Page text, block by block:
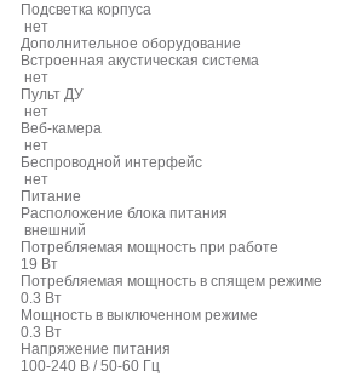
Подсветка корпуса
нет
Дополнительное оборудование
Встроенная акустическая система
нет
Пульт ДУ
нет
Веб-камера
нет
Беспроводной интерфейс
нет
Питание
Расположение блока питания
внешний
Потребляемая мощность при работе
19 Вт
Потребляемая мощность в спящем режиме
0.3 Вт
Мощность в выключенном режиме
0.3 Вт
Напряжение питания
100-240 В / 50-60 Гц